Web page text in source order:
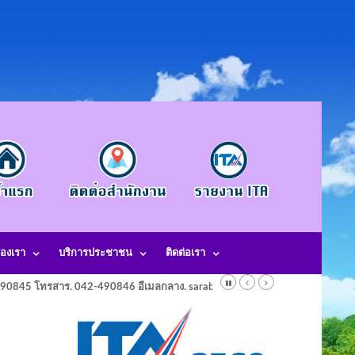
งเรา บริการประชาชน ติดต่อเรา
โทรสาร. 042-490846 อีเมลกลาง. saraban@laotangkham.go.th